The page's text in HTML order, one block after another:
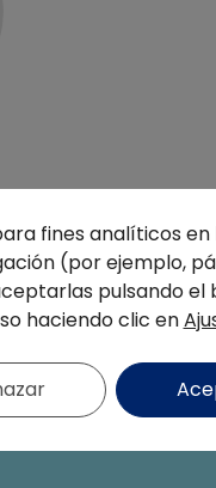
fines analíticos
(por ejemplo,
pulsando el
haciendo clic en